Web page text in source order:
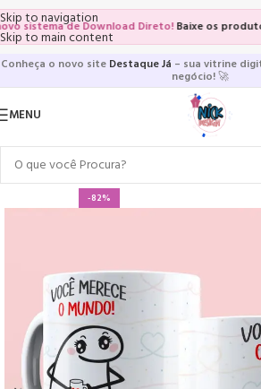
Skip to navigation
Skip to main content
de Download Direto!Baixe os produtos
Conheça o novo site Destaque Já – sua vitrine
negócio!🚀
MENU
-82%